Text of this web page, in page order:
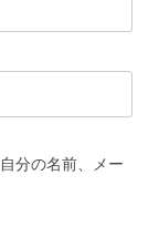
分の名前、メー